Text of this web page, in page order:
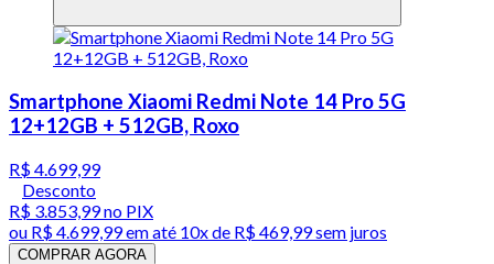
Smartphone Xiaomi Redmi Note 14 Pro 5G
12+12GB + 512GB, Roxo
R$ 4.699,99
Desconto
R$ 3.853,99no PIX
ou R$ 4.699,99em até 10x de R$ 469,99 sem juros
COMPRAR AGORA